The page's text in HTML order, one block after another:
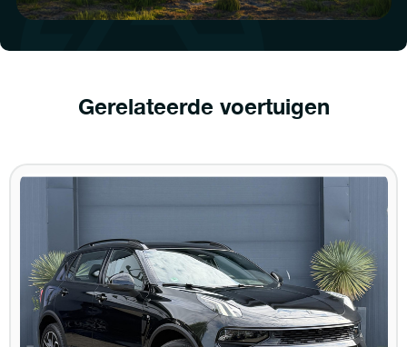
Gerelateerde voertuigen